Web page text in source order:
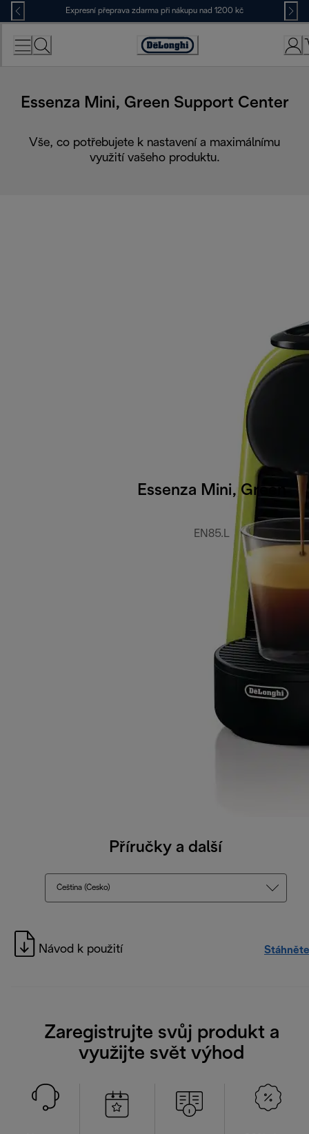
Skip
to
Content
Expresní přeprava zdarma při nákupu nad 1200 kč
Accessibility
Essenza Mini, Green Support Center
Vše, co potřebujete k nastavení a maximálnímu
využití vašeho produktu.
Essenza Mini, Green
EN85.L
Příručky a další
Čeština (Česko)
Návod k použití
Zaregistrujte svůj produkt a
využijte svět výhod